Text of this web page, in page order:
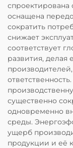
спроектирована
оснащена
сократить
снижает
соответствует
развития,
существенно
одновременно
среды.
ущерб
продукции и её